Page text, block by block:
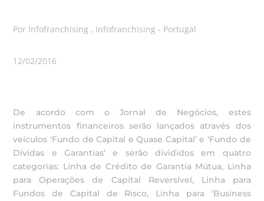
Por Infofranchising , Infofranchising - Portugal
12/02/2016
De acordo com o Jornal de Negócios, estes
instrumentos financeiros serão lançados através dos
veículos ‘Fundo de Capital e Quase Capital’ e ‘Fundo de
Dívidas e Garantias’ e serão divididos em quatro
categorias: Linha de Crédito de Garantia Mútua, Linha
para Operações de Capital Reversível, Linha para
Fundos de Capital de Risco, Linha para ‘Business